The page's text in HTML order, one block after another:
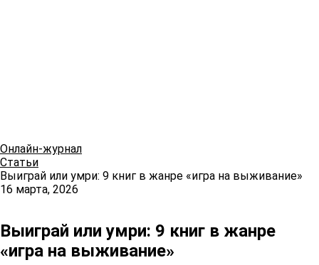
Онлайн-журнал
Статьи
Выиграй или умри: 9 книг в жанре «игра на выживание»
16 марта, 2026
Выиграй или умри: 9 книг в жанре
«игра на выживание»